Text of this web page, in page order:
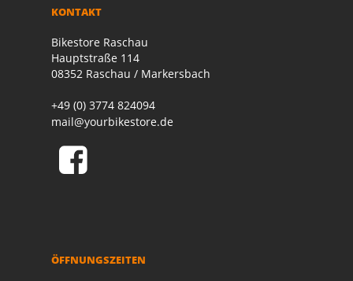
KONTAKT
Bikestore Raschau
Hauptstraße 114
08352 Raschau / Markersbach
+49 (0) 3774 824094
mail@yourbikestore.de
ÖFFNUNGSZEITEN